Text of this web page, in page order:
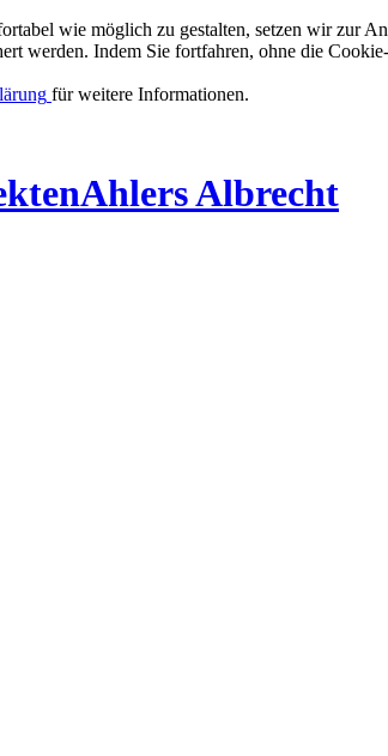
wie möglich zu gestalten, setzen wir zur
werden. Indem Sie fortfahren, ohne die
für weitere Informationen.
Ahlers Albrecht